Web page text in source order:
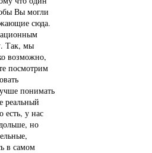
Вы могли
сюда.
Так, мы
возможно,
посмотрим
понимать
реальный
есть, у нас
но
в самом